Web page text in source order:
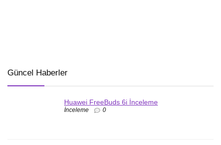
Güncel Haberler
Huawei FreeBuds 6i İnceleme
İnceleme 0